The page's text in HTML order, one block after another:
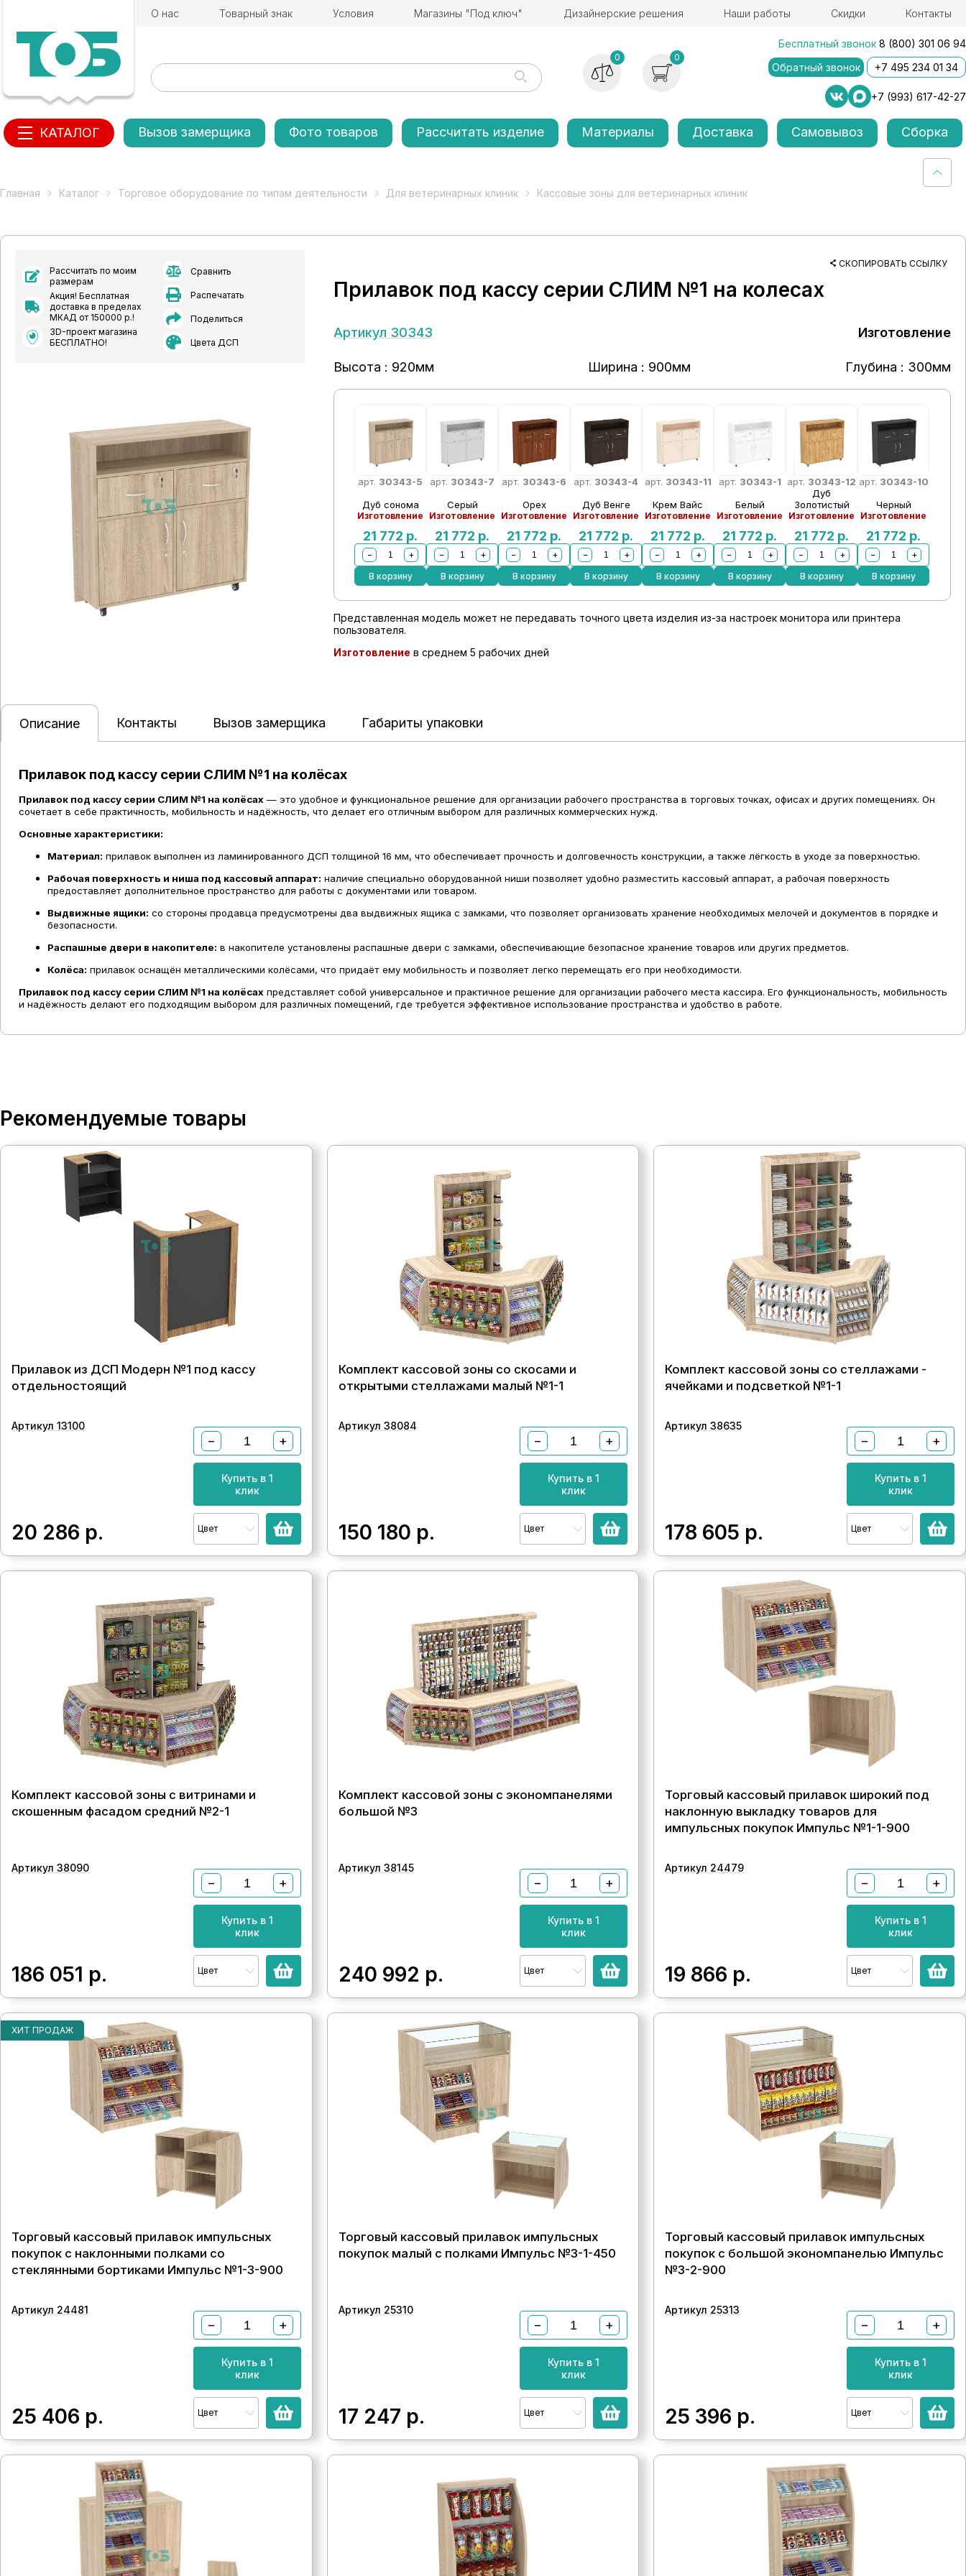
О нас Товарный знак Условия Магазины "Под ключ" Дизайнерские решения Наши работы Скидки Контакты
0 0
Бесплатный звонок 8 (800) 301 06 94
Обратный звонок
+7 495 234 01 34
+7 (993) 617-42-27
КАТАЛОГ Вызов замерщика Фото товаров Рассчитать изделие Материалы Доставка Самовывоз Сборка
Главная Каталог Торговое оборудование по типам деятельности Для ветеринарных клиник Кассовые зоны для ветеринарных клиник
Рассчитать по моим
размерам
Акция! Бесплатная
доставка в пределах
МКАД от 150000 р.!
3D-проект магазина
БЕСПЛАТНО!
Сравнить
Распечатать
Поделиться
Цвета ДСП
СКОПИРОВАТЬ ССЫЛКУ
Прилавок под кассу серии СЛИМ №1 на колесах
Артикул 30343 Изготовление
Высота : 920мм Ширина : 900мм Глубина : 300мм
арт. 30343-5
Дуб сонома
Изготовление
21 772 р.
−
+
В корзину
арт. 30343-7
Серый
Изготовление
21 772 р.
−
+
В корзину
арт. 30343-6
Орех
Изготовление
21 772 р.
−
+
В корзину
арт. 30343-4
Дуб Венге
Изготовление
21 772 р.
−
+
В корзину
арт. 30343-11
Крем Вайс
Изготовление
21 772 р.
−
+
В корзину
арт. 30343-1
Белый
Изготовление
21 772 р.
−
+
В корзину
арт. 30343-12
Дуб
Золотистый
Изготовление
21 772 р.
−
+
В корзину
арт. 30343-10
Черный
Изготовление
21 772 р.
−
+
В корзину
Представленная модель может не передавать точного цвета изделия из-за настроек монитора или принтера
пользователя.
Изготовление в среднем 5 рабочих дней
Описание Контакты Вызов замерщика Габариты упаковки
Прилавок под кассу серии СЛИМ №1 на колёсах
Прилавок под кассу серии СЛИМ №1 на колёсах — это удобное и функциональное решение для организации рабочего пространства в торговых точках, офисах и других помещениях. Он
сочетает в себе практичность, мобильность и надёжность, что делает его отличным выбором для различных коммерческих нужд.
Основные характеристики:
Материал: прилавок выполнен из ламинированного ДСП толщиной 16 мм, что обеспечивает прочность и долговечность конструкции, а также лёгкость в уходе за поверхностью.
Рабочая поверхность и ниша под кассовый аппарат: наличие специально оборудованной ниши позволяет удобно разместить кассовый аппарат, а рабочая поверхность
предоставляет дополнительное пространство для работы с документами или товаром.
Выдвижные ящики: со стороны продавца предусмотрены два выдвижных ящика с замками, что позволяет организовать хранение необходимых мелочей и документов в порядке и
безопасности.
Распашные двери в накопителе: в накопителе установлены распашные двери с замками, обеспечивающие безопасное хранение товаров или других предметов.
Колёса: прилавок оснащён металлическими колёсами, что придаёт ему мобильность и позволяет легко перемещать его при необходимости.
Прилавок под кассу серии СЛИМ №1 на колёсах представляет собой универсальное и практичное решение для организации рабочего места кассира. Его функциональность, мобильность
и надёжность делают его подходящим выбором для различных помещений, где требуется эффективное использование пространства и удобство в работе.
Рекомендуемые товары
Прилавок из ДСП Модерн №1 под кассу
отдельностоящий
Артикул 13100
20 286 р.
− +
Купить в 1
клик
Цвет
Комплект кассовой зоны со скосами и
открытыми стеллажами малый №1-1
Артикул 38084
150 180 р.
− +
Купить в 1
клик
Цвет
Комплект кассовой зоны со стеллажами -
ячейками и подсветкой №1-1
Артикул 38635
178 605 р.
− +
Купить в 1
клик
Цвет
Комплект кассовой зоны с витринами и
скошенным фасадом средний №2-1
Артикул 38090
186 051 р.
− +
Купить в 1
клик
Цвет
Комплект кассовой зоны с экономпанелями
большой №3
Артикул 38145
240 992 р.
− +
Купить в 1
клик
Цвет
Торговый кассовый прилавок широкий под
наклонную выкладку товаров для
импульсных покупок Импульс №1-1-900
Артикул 24479
19 866 р.
− +
Купить в 1
клик
Цвет
ХИТ ПРОДАЖ
Торговый кассовый прилавок импульсных
покупок с наклонными полками со
стеклянными бортиками Импульс №1-3-900
Артикул 24481
25 406 р.
− +
Купить в 1
клик
Цвет
Торговый кассовый прилавок импульсных
покупок малый с полками Импульс №3-1-450
Артикул 25310
17 247 р.
− +
Купить в 1
клик
Цвет
Торговый кассовый прилавок импульсных
покупок с большой экономпанелью Импульс
№3-2-900
Артикул 25313
25 396 р.
− +
Купить в 1
клик
Цвет